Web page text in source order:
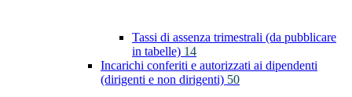
Tassi di assenza trimestrali (da pubblicare
in tabelle) 14
Incarichi conferiti e autorizzati ai dipendenti
(dirigenti e non dirigenti) 50